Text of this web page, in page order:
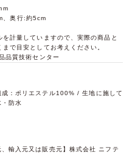
、奥行:約5cm
計量していますので、実際の商品と
で目安としてお考えください。
品質技術センター
成：ポリエステル100% / 生地に施して
防水
、輸入元又は販売元】株式会社 ニフテ